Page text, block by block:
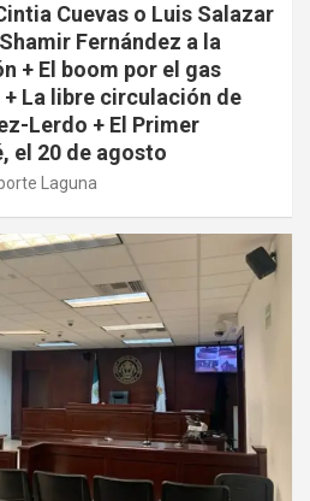
Cuevas o Luis Salazar
Fernández a la
+ El boom por el gas
La libre circulación de
Lerdo + El Primer
el 20 de agosto
Laguna